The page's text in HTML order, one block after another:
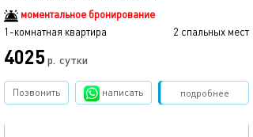
моментальное бронирование
1-комнатная квартира
2 спальных мест
4025р. сутки
подробнее
Позвонить написать Забронировать